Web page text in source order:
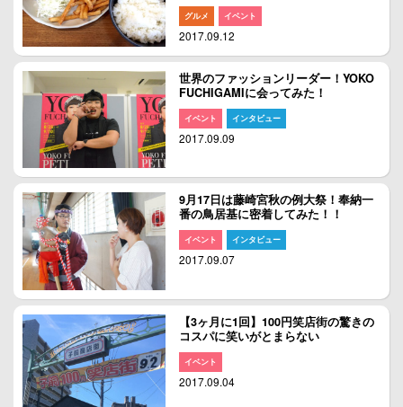
グルメ イベント
2017.09.12
世界のファッションリーダー！YOKO
FUCHIGAMIに会ってみた！
イベント インタビュー
2017.09.09
9月17日は藤崎宮秋の例大祭！奉納一
番の鳥居基に密着してみた！！
イベント インタビュー
2017.09.07
【3ヶ月に1回】100円笑店街の驚きの
コスパに笑いがとまらない
イベント
2017.09.04